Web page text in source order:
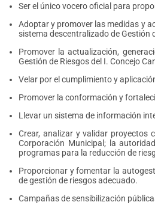
Ser el único vocero oficial para
Adoptar y promover las medidas y
sistema descentralizado de Gestión
Promover la actualización,
Gestión de Riesgos del I. Concejo
Velar por el cumplimiento y
Promover la conformación y
Llevar un sistema de información
Crear, analizar y validar proyectos
Corporación Municipal; la
programas para la reducción de
Proporcionar y fomentar la
de gestión de riesgos adecuado.
Campañas de sensibilización